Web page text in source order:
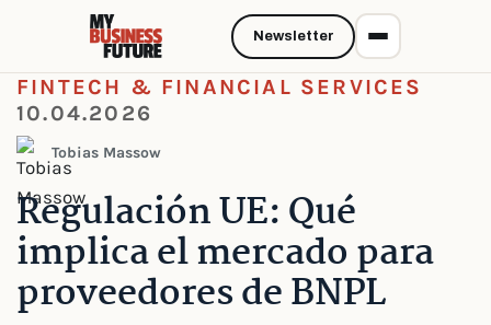
FINTECH & FINANCIAL SERVICES
10.04.2026
Tobias Massow
Regulación UE: Qué
implica el mercado para
proveedores de BNPL
Newsletter